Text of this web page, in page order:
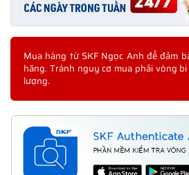
Mua hàng từ SKF Ngọc Anh để đảm
hãng. Tránh nguy cơ mua phải vòng bi
lượng.